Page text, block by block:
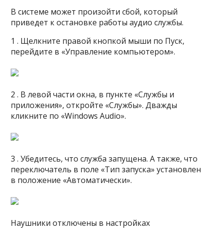
В системе может произойти сбой, который
приведет к остановке работы аудио службы.
1 . Щелкните правой кнопкой мыши по Пуск,
перейдите в «Управление компьютером».
2 . В левой части окна, в пункте «Службы и
приложения», откройте «Службы». Дважды
кликните по «Windows Audio».
3 . Убедитесь, что служба запущена. А также, что
переключатель в поле «Тип запуска» установлен
в положение «Автоматически».
Наушники отключены в настройках